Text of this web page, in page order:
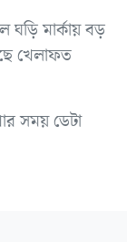
ঘড়ি মার্কায় বড়
খেলাফত
সময় ডেটা